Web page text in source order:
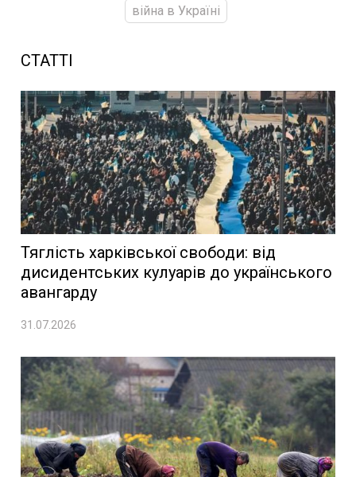
війна в Україні
СТАТТІ
Тяглість харківської свободи: від
дисидентських кулуарів до українського
авангарду
31.07.2026